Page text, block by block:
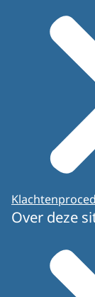
Over deze